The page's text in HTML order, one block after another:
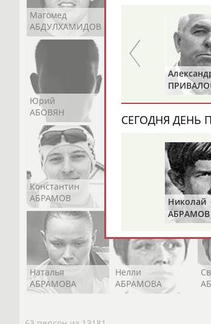
Магомед
АБДУЛХАМИДОВ
АБДУРАХМАНОВ
Юрий
АБОВЯН
Никита
Константин
АБРАМОВ
Наталья
АБРАМОВА
Нелли
АБРАМОВА
Рафаэль
СЕГОДНЯ ДЕНЬ
Николай
АБРАМОВ